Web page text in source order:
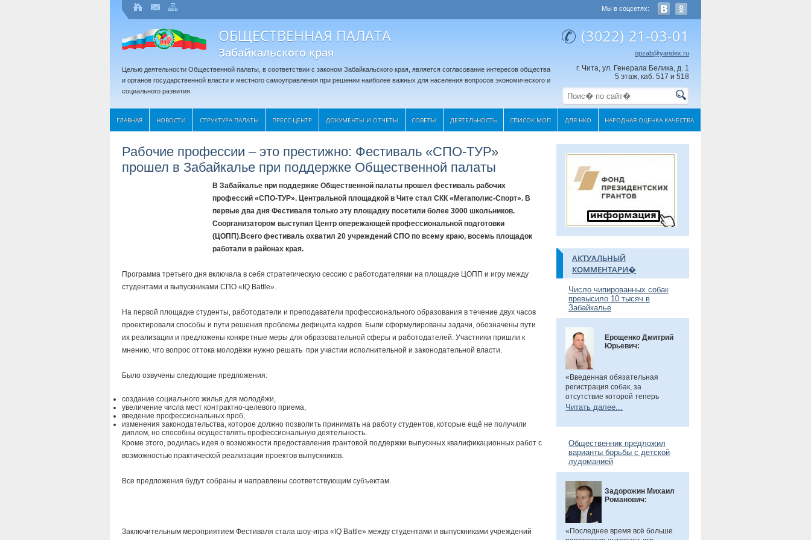
Мы в соцсетях:
ОБЩЕСТВЕННАЯ ПАЛАТА
Забайкальского края
Целью деятельности Общественной палаты, в соответствии с законом Забайкальского края, является согласование интересов общества
и органов государственной власти и местного самоуправления при решении наиболее важных для населения вопросов экономического и
социального развития.
(3022) 21-03-01
opzab@yandex.ru
г. Чита, ул. Генерала Белика, д. 1
5 этаж, каб. 517 и 518
ГЛАВНАЯ НОВОСТИ СТРУКТУРА ПАЛАТЫ ПРЕСС-ЦЕНТР ДОКУМЕНТЫ И ОТЧЕТЫ CОВЕТЫ ДЕЯТЕЛЬНОСТЬ СПИСОК МОП ДЛЯ НКО НАРОДНАЯ ОЦЕНКА КАЧЕСТВА
Рабочие профессии – это престижно: Фестиваль «СПО-ТУР»
прошел в Забайкалье при поддержке Общественной палаты
В Забайкалье при поддержке Общественной палаты прошел фестиваль рабочих
профессий «СПО-ТУР». Центральной площадкой в Чите стал СКК «Мегаполис-Спорт». В
первые два дня Фестиваля только эту площадку посетили более 3000 школьников.
Соорганизатором выступил Центр опережающей профессиональной подготовки
(ЦОПП).Всего фестиваль охватил 20 учреждений СПО по всему краю, восемь площадок
работали в районах края.
Программа третьего дня включала в себя стратегическую сессию с работодателями на площадке ЦОПП и игру между
студентами и выпускниками СПО «IQ Battle».
На первой площадке студенты, работодатели и преподаватели профессионального образования в течение двух часов
проектировали способы и пути решения проблемы дефицита кадров. Были сформулированы задачи, обозначены пути
их реализации и предложены конкретные меры для образовательной сферы и работодателей. Участники пришли к
мнению, что вопрос оттока молодёжи нужно решать при участии исполнительной и законодательной власти.
Было озвучены следующие предложения:
создание социального жилья для молодёжи,
увеличение числа мест контрактно-целевого приема,
введение профессиональных проб,
изменения законодательства, которое должно позволить принимать на работу студентов, которые ещё не получили
диплом, но способны осуществлять профессиональную деятельность.
Кроме этого, родилась идея о возможности предоставления грантовой поддержки выпускных квалификационных работ с
возможностью практической реализации проектов выпускников.
Все предложения будут собраны и направлены соответствующим субъектам.
Заключительным мероприятием Фестиваля стала шоу-игра «IQ Battle» между студентами и выпускниками учреждений
АКТУАЛЬНЫЙ
КОММЕНТАРИ�
Число чипированных собак
превысило 10 тысяч в
Забайкалье
Ерощенко Дмитрий
Юрьевич:
«Введенная обязательная
регистрация собак, за
отсутствие которой теперь
предусмотрен штраф. Эта мера
учет домашних животных и
владельцев. Особенно важно,
что регистрация бесплатна, а
владельцам нужно лишь
оплатить чип или метку. Новые
правила помогут сделать
контроль за питомцами более
прозрачным и системным», -
сказал общественник.
Читать далее...
Общественник предложил
варианты борьбы с детской
лудоманией
Задорожин Михаил
Романович:
«Последнее время всё больше